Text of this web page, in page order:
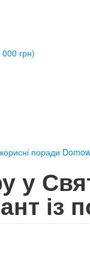
грн)
поради
у
із